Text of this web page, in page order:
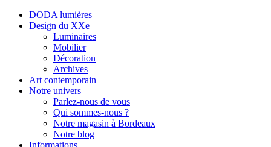
DODA lumières
Design du XXe
Luminaires
Mobilier
Décoration
Archives
Art contemporain
Notre univers
Parlez-nous de vous
Qui sommes-nous ?
Notre magasin à Bordeaux
Notre blog
Informations